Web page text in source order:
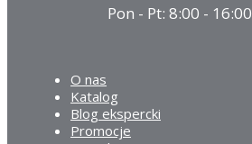
Pon - Pt: 8:00 - 16:00
O nas
Katalog
Blog ekspercki
Promocje